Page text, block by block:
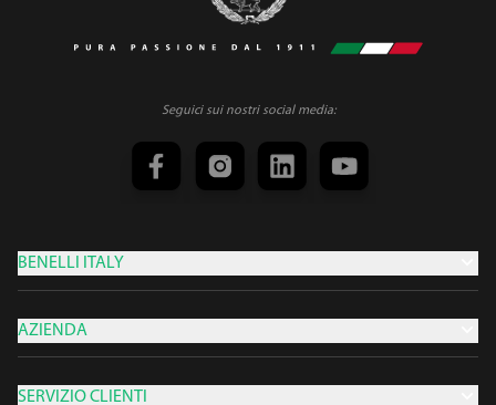
Seguici sui nostri social media:
BENELLI ITALY
AZIENDA
SERVIZIO CLIENTI